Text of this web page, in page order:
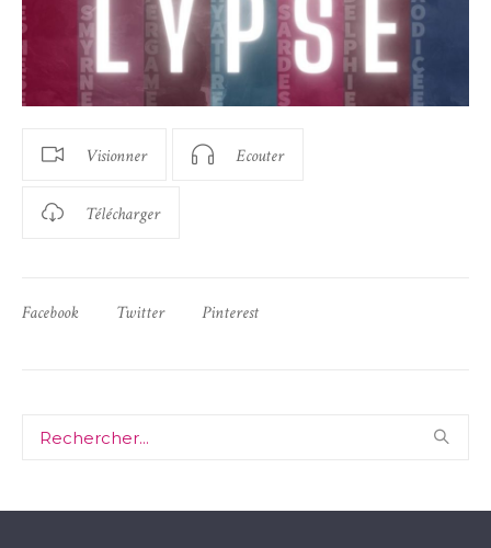
Visionner Ecouter
Télécharger
Facebook Twitter Pinterest